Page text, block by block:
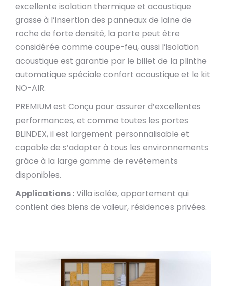
excellente isolation thermique et acoustique
grasse à l’insertion des panneaux de laine de
roche de forte densité, la porte peut être
considérée comme coupe-feu, aussi l’isolation
acoustique est garantie par le billet de la plinthe
automatique spéciale confort acoustique et le kit
NO-AIR.
PREMIUM est Conçu pour assurer d’excellentes
performances, et comme toutes les portes
BLINDEX, il est largement personnalisable et
capable de s’adapter à tous les environnements
grâce à la large gamme de revêtements
disponibles.
Applications :Villa isolée, appartement qui
contient des biens de valeur, résidences privées.